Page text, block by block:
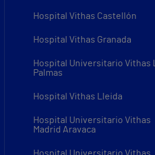
Hospital Vithas Castellón
Hospital Vithas Granada
Hospital Universitario Vithas
Palmas
Hospital Vithas Lleida
Hospital Universitario Vithas
Madrid Aravaca